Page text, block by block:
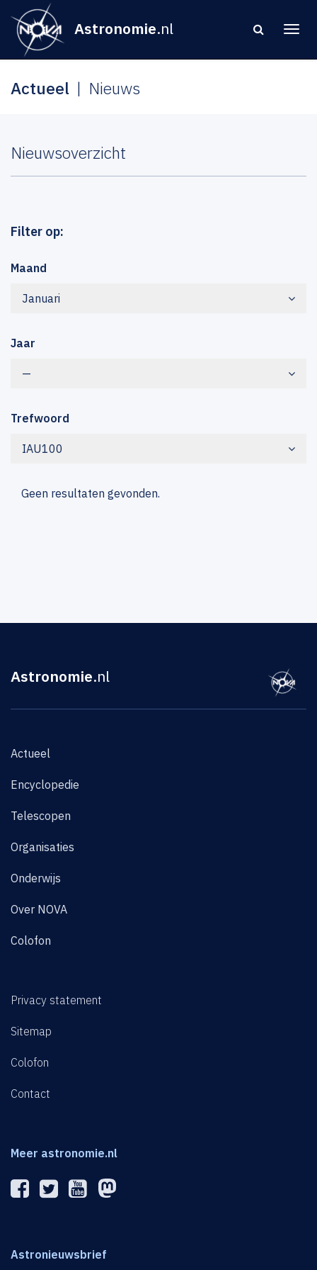
Astronomie.nl
Actueel Nieuws
Nieuwsoverzicht
Filter op:
Maand
Januari
Jaar
—
Trefwoord
IAU100
Geen resultaten gevonden.
Astronomie.nl
Actueel
Encyclopedie
Telescopen
Organisaties
Onderwijs
Over NOVA
Colofon
Privacy statement
Sitemap
Colofon
Contact
Meer astronomie.nl
Astronieuwsbrief